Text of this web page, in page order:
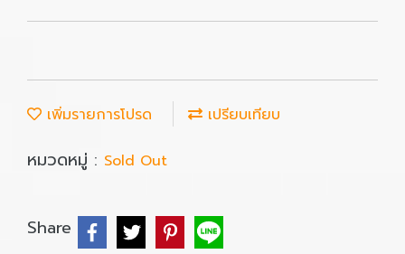
เพิ่มรายการโปรด เปรียบเทียบ
หมวดหมู่ : Sold Out
Share